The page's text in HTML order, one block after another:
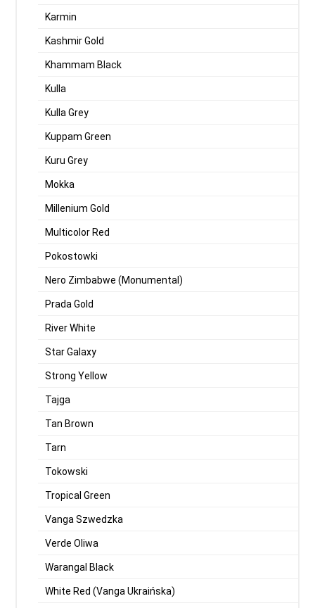
Karmin
Kashmir Gold
Khammam Black
Kulla
Kulla Grey
Kuppam Green
Kuru Grey
Mokka
Millenium Gold
Multicolor Red
Pokostowki
Nero Zimbabwe (Monumental)
Prada Gold
River White
Star Galaxy
Strong Yellow
Tajga
Tan Brown
Tarn
Tokowski
Tropical Green
Vanga Szwedzka
Verde Oliwa
Warangal Black
White Red (Vanga Ukraińska)